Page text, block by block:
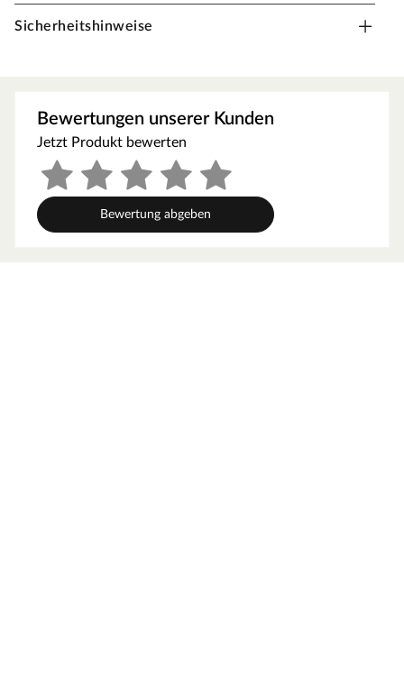
voneinander abgegrenzt, Gehwege definiert und
Das Holz ist von Natur aus sehr widerstandsfähig gegen
Schädlinge und Pilzerkrankungen.
Kesseldruckimprägnierung
Schützt das Holz im Außenbereich, was zu einer längeren
Haltbarkeit beiträgt.
Sicherheitshinweise
Bewertungen unserer Kunden
Jetzt Produkt bewerten
Bewertung abgeben